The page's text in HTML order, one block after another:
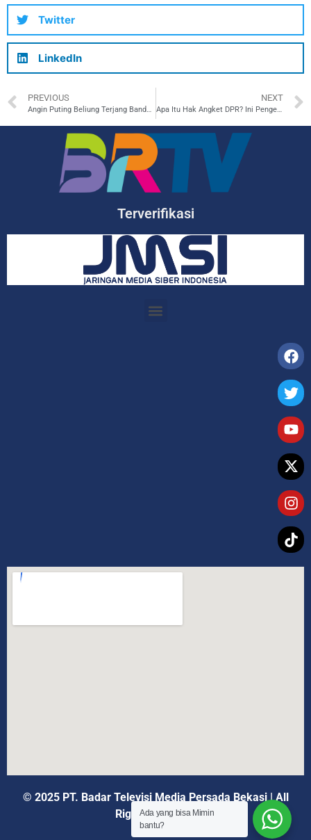
Twitter
LinkedIn
PREVIOUS
Angin Puting Beliung Terjang Bandung-Sumedang
NEXT
Apa Itu Hak Angket DPR? Ini Pengertian dan Syaratnya
Terverifikasi
© 2025 PT. Badar Televisi Media Persada Bekasi|All
Rights Reserved
Ada yang bisa Mimin
bantu?